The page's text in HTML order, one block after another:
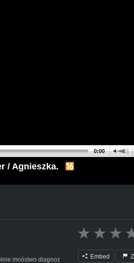
0:00
/ Agnieszka.
mnóstwo diagnoz
Embed